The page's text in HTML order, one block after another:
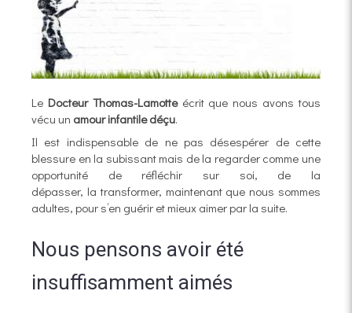
Le Docteur Thomas-Lamotteécrit que nous avons tous
vécu un amour infantile déçu.
Il est indispensable de ne pas désespérer de cette
blessure en la subissant mais de la regarder comme une
opportunité de réfléchir sur soi, de la
dépasser, la transformer, maintenant que nous sommes
adultes, pour s’en guérir et mieux aimer par la suite.
Nous pensons avoir été
insuffisamment aimés